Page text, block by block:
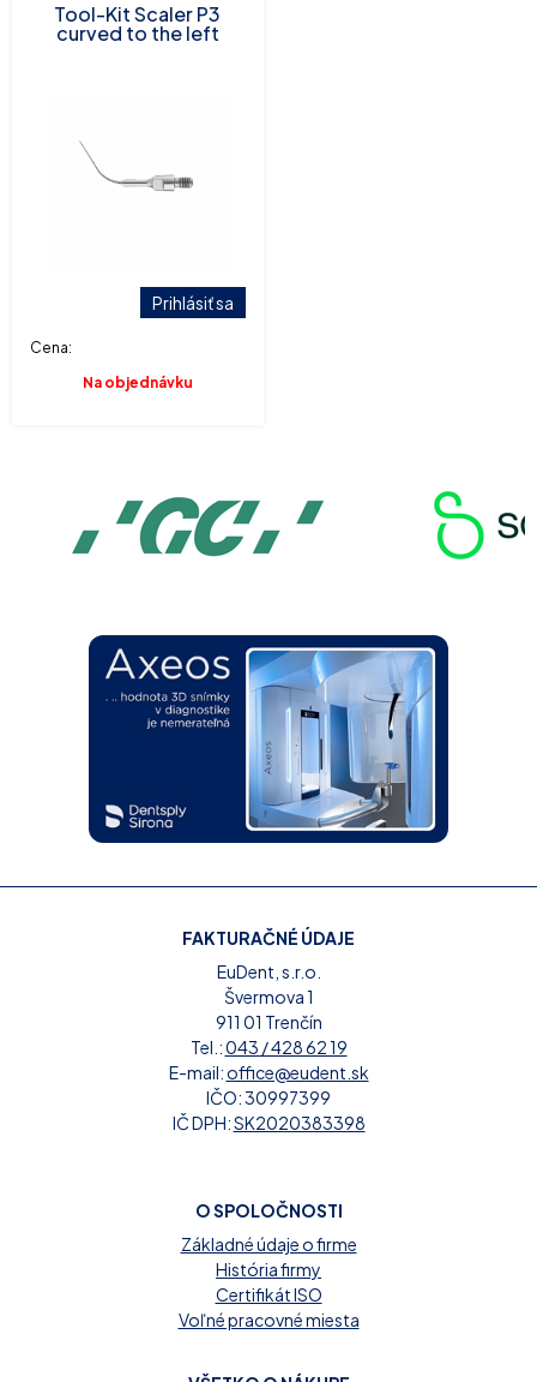
Tool-Kit Scaler P3
curved to the left
Cena:
Prihlásiť sa
Na objednávku
FAKTURAČNÉ ÚDAJE
EuDent, s.r.o.
Švermova 1
911 01 Trenčín
Tel.:043 / 428 62 19
E-mail:office@eudent.sk
IČO: 30997399
IČ DPH:SK2020383398
O SPOLOČNOSTI
Základné údaje o firme
História firmy
Certifikát ISO
Voľné pracovné miesta